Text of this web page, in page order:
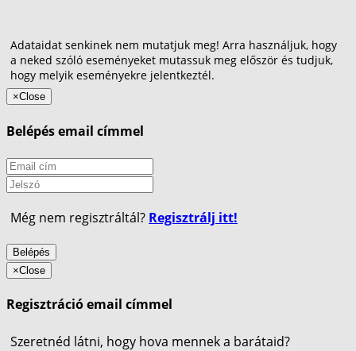
Adataidat senkinek nem mutatjuk meg! Arra használjuk, hogy
a neked szóló eseményeket mutassuk meg először és tudjuk,
hogy melyik eseményekre jelentkeztél.
×Close
Belépés email címmel
Még nem regisztráltál? Regisztrálj itt!
Belépés
×Close
Regisztráció email címmel
Szeretnéd látni, hogy hova mennek a barátaid?